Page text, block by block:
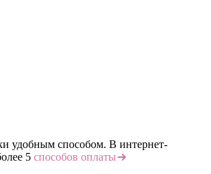
удобным способом. В интернет-
5 способов оплаты